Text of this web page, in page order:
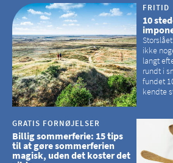
hvilke kirker, der er en omvej værd
FRITID
10
ikke
langt
rundt i
fundet
kendte
GRATIS FORNØJELSER
Billig sommerferie: 15 tips
til at gøre sommerferien
magisk, uden det koster det